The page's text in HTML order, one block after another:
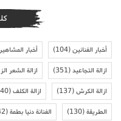
أخبار الفنانين(104) أخبار المشاهير
ازالة التجاعيد(351) ازالة الشعر
ازالة الكرش(137) ازالة الكلف(140)
الطريقة(130) الفنانة دنيا بطمة(142)